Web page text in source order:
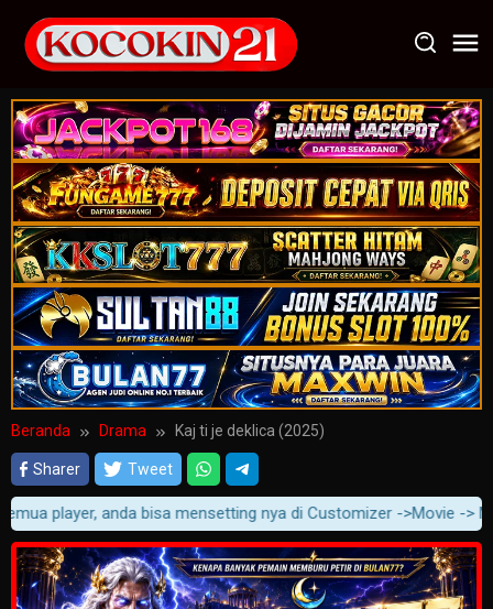
konten
Beranda Drama Kaj ti je deklica (2025)
Sharer Tweet
player, anda bisa mensetting nya di Customizer ->Movie ->